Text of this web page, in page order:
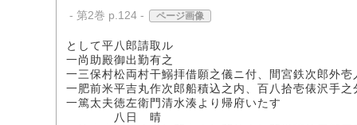
- 第2巻 p.124 - ページ画像
として平八郎請取ル
一尚助殿御出勤有之
一三保村松両村干鰯拝借願之儀ニ付、間宮鉄次郎外
一肥前米平吉丸作次郎船積込之内、百八拾壱俵沢手
一篤太夫徳左衛門清水湊より帰府いたす
八日 晴